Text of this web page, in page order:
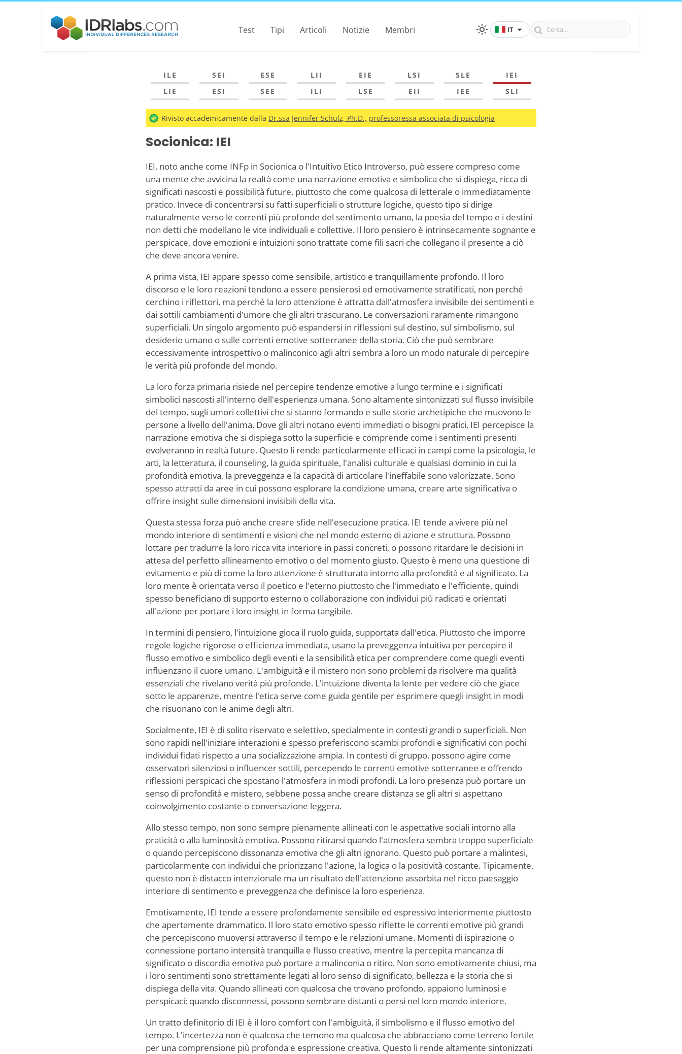
Test Tipi Articoli Notizie Membri IT
ILE SEI ESE LII EIE LSI SLE
IEI
LIE
ESI SEE ILI LSE EII IEE SLI
Rivisto accademicamente dalla Dr.ssa Jennifer Schulz, Ph.D., professoressa associata di psicologia
Socionica: IEI
IEI, noto anche come INFp in Socionica o l'Intuitivo Etico Introverso, può essere compreso come
una mente che avvicina la realtà come una narrazione emotiva e simbolica che si dispiega, ricca di
significati nascosti e possibilità future, piuttosto che come qualcosa di letterale o immediatamente
pratico. Invece di concentrarsi su fatti superficiali o strutture logiche, questo tipo si dirige
naturalmente verso le correnti più profonde del sentimento umano, la poesia del tempo e i destini
non detti che modellano le vite individuali e collettive. Il loro pensiero è intrinsecamente sognante e
perspicace, dove emozioni e intuizioni sono trattate come fili sacri che collegano il presente a ciò
che deve ancora venire.
A prima vista, IEI appare spesso come sensibile, artistico e tranquillamente profondo. Il loro
discorso e le loro reazioni tendono a essere pensierosi ed emotivamente stratificati, non perché
cerchino i riflettori, ma perché la loro attenzione è attratta dall'atmosfera invisibile dei sentimenti e
dai sottili cambiamenti d'umore che gli altri trascurano. Le conversazioni raramente rimangono
superficiali. Un singolo argomento può espandersi in riflessioni sul destino, sul simbolismo, sul
desiderio umano o sulle correnti emotive sotterranee della storia. Ciò che può sembrare
eccessivamente introspettivo o malinconico agli altri sembra a loro un modo naturale di percepire
le verità più profonde del mondo.
La loro forza primaria risiede nel percepire tendenze emotive a lungo termine e i significati
simbolici nascosti all'interno dell'esperienza umana. Sono altamente sintonizzati sul flusso invisibile
del tempo, sugli umori collettivi che si stanno formando e sulle storie archetipiche che muovono le
persone a livello dell'anima. Dove gli altri notano eventi immediati o bisogni pratici, IEI percepisce la
narrazione emotiva che si dispiega sotto la superficie e comprende come i sentimenti presenti
evolveranno in realtà future. Questo li rende particolarmente efficaci in campi come la psicologia, le
arti, la letteratura, il counseling, la guida spirituale, l'analisi culturale e qualsiasi dominio in cui la
profondità emotiva, la preveggenza e la capacità di articolare l'ineffabile sono valorizzate. Sono
spesso attratti da aree in cui possono esplorare la condizione umana, creare arte significativa o
offrire insight sulle dimensioni invisibili della vita.
Questa stessa forza può anche creare sfide nell'esecuzione pratica. IEI tende a vivere più nel
mondo interiore di sentimenti e visioni che nel mondo esterno di azione e struttura. Possono
lottare per tradurre la loro ricca vita interiore in passi concreti, o possono ritardare le decisioni in
attesa del perfetto allineamento emotivo o del momento giusto. Questo è meno una questione di
evitamento e più di come la loro attenzione è strutturata intorno alla profondità e al significato. La
loro mente è orientata verso il poetico e l'eterno piuttosto che l'immediato e l'efficiente, quindi
spesso beneficiano di supporto esterno o collaborazione con individui più radicati e orientati
all'azione per portare i loro insight in forma tangibile.
In termini di pensiero, l'intuizione gioca il ruolo guida, supportata dall'etica. Piuttosto che imporre
regole logiche rigorose o efficienza immediata, usano la preveggenza intuitiva per percepire il
flusso emotivo e simbolico degli eventi e la sensibilità etica per comprendere come quegli eventi
influenzano il cuore umano. L'ambiguità e il mistero non sono problemi da risolvere ma qualità
essenziali che rivelano verità più profonde. L'intuizione diventa la lente per vedere ciò che giace
sotto le apparenze, mentre l'etica serve come guida gentile per esprimere quegli insight in modi
che risuonano con le anime degli altri.
Socialmente, IEI è di solito riservato e selettivo, specialmente in contesti grandi o superficiali. Non
sono rapidi nell'iniziare interazioni e spesso preferiscono scambi profondi e significativi con pochi
individui fidati rispetto a una socializzazione ampia. In contesti di gruppo, possono agire come
osservatori silenziosi o influencer sottili, percependo le correnti emotive sotterranee e offrendo
riflessioni perspicaci che spostano l'atmosfera in modi profondi. La loro presenza può portare un
senso di profondità e mistero, sebbene possa anche creare distanza se gli altri si aspettano
coinvolgimento costante o conversazione leggera.
Allo stesso tempo, non sono sempre pienamente allineati con le aspettative sociali intorno alla
praticità o alla luminosità emotiva. Possono ritirarsi quando l'atmosfera sembra troppo superficiale
o quando percepiscono dissonanza emotiva che gli altri ignorano. Questo può portare a malintesi,
particolarmente con individui che priorizzano l'azione, la logica o la positività costante. Tipicamente,
questo non è distacco intenzionale ma un risultato dell'attenzione assorbita nel ricco paesaggio
interiore di sentimento e preveggenza che definisce la loro esperienza.
Emotivamente, IEI tende a essere profondamente sensibile ed espressivo interiormente piuttosto
che apertamente drammatico. Il loro stato emotivo spesso riflette le correnti emotive più grandi
che percepiscono muoversi attraverso il tempo e le relazioni umane. Momenti di ispirazione o
connessione portano intensità tranquilla e flusso creativo, mentre la percepita mancanza di
significato o discordia emotiva può portare a malinconia o ritiro. Non sono emotivamente chiusi, ma
i loro sentimenti sono strettamente legati al loro senso di significato, bellezza e la storia che si
dispiega della vita. Quando allineati con qualcosa che trovano profondo, appaiono luminosi e
perspicaci; quando disconnessi, possono sembrare distanti o persi nel loro mondo interiore.
Un tratto definitorio di IEI è il loro comfort con l'ambiguità, il simbolismo e il flusso emotivo del
tempo. L'incertezza non è qualcosa che temono ma qualcosa che abbracciano come terreno fertile
per una comprensione più profonda e espressione creativa. Questo li rende altamente sintonizzati